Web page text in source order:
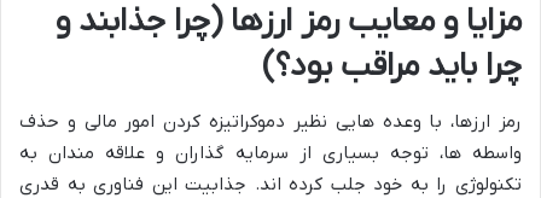
مزایا و معایب رمز ارزها (چرا جذابند و
چرا باید مراقب بود؟)
رمز ارزها، با وعده هایی نظیر دموکراتیزه کردن امور مالی و حذف
واسطه ها، توجه بسیاری از سرمایه گذاران و علاقه مندان به
تکنولوژی را به خود جلب کرده اند. جذابیت این فناوری به قدری